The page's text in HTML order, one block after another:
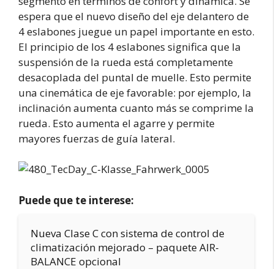
espera que el nuevo diseño del eje delantero de
4 eslabones juegue un papel importante en esto.
El principio de los 4 eslabones significa que la
suspensión de la rueda está completamente
desacoplada del puntal de muelle. Esto permite
una cinemática de eje favorable: por ejemplo, la
inclinación aumenta cuanto más se comprime la
rueda. Esto aumenta el agarre y permite
mayores fuerzas de guía lateral.
Puede que te interese:
Nueva Clase C con sistema de control de
climatización mejorado – paquete AIR-
BALANCE opcional